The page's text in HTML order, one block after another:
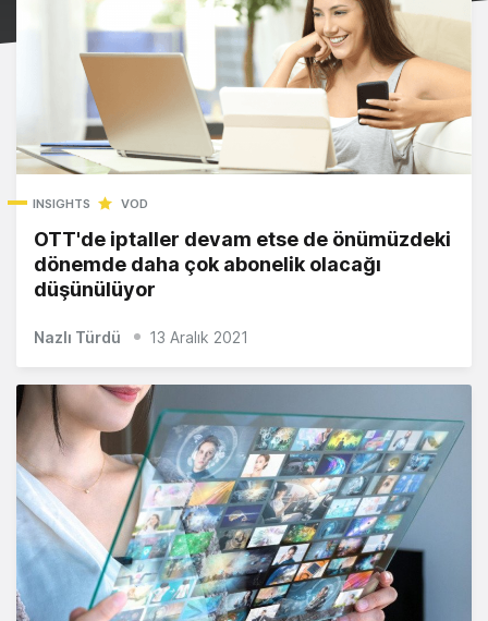
INSIGHTS VOD
OTT'de iptaller devam etse de önümüzdeki
dönemde daha çok abonelik olacağı
düşünülüyor
Nazlı Türdü 13 Aralık 2021